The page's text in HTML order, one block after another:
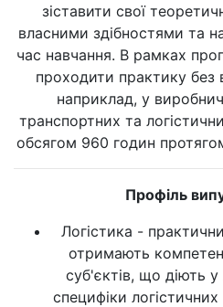
зіставити свої
власними здібностями та
час навчання. В рамках
проходити практику без
наприклад, у
транспортних та
обсягом 960 годин
Профіль
Логістика -
отримають
суб'єктів, що діють
специфіки логістичних